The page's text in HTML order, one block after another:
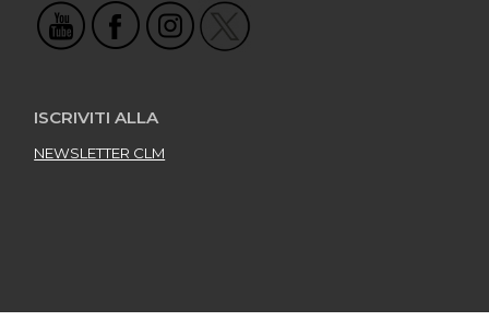
ISCRIVITI ALLA
NEWSLETTER CLM